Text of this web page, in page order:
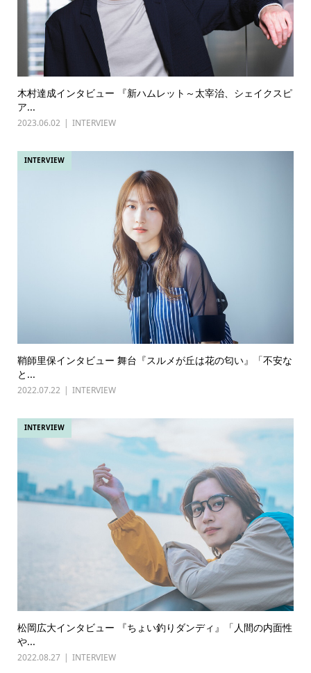
木村達成インタビュー 『新ハムレット～太宰治、シェイクスピ
ア...
2023.06.02 INTERVIEW
INTERVIEW
鞘師里保インタビュー 舞台『スルメが丘は花の匂い』「不安な
と...
2022.07.22 INTERVIEW
INTERVIEW
松岡広大インタビュー 『ちょい釣りダンディ』「人間の内面性
や...
2022.08.27 INTERVIEW